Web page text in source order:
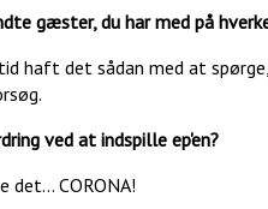
gæster, du har med på
haft det sådan med at
ved at indspille ep'en?
det... CORONA!